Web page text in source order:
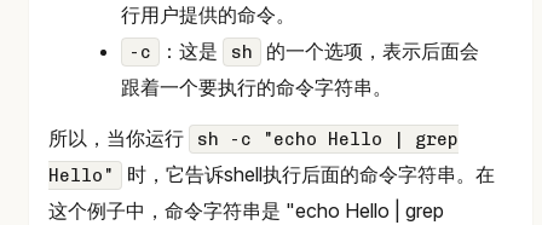
行用户提供的命令。
-c ：这是 sh
的一个选项，表示后面会
跟着一个要执行的命令字符串。
所以，当你运行
sh -c "echo Hello | grep
Hello"
时，它告诉shell执行后面的命令字符串。在
这个例子中，命令字符串是 "echo Hello | grep